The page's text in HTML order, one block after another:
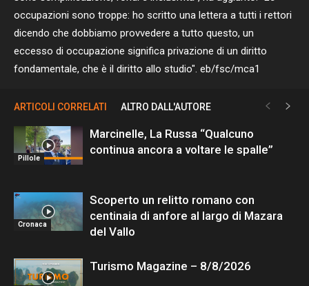
occupazioni sono troppe: ho scritto una lettera a tutti i rettori
dicendo che dobbiamo provvedere a tutto questo, un
eccesso di occupazione significa privazione di un diritto
fondamentale, che è il diritto allo studio". eb/fsc/mca1
ARTICOLI CORRELATI ALTRO DALL'AUTORE
Pillole
Marcinelle, La Russa “Qualcuno
continua ancora a voltare le spalle”
Cronaca
Scoperto un relitto romano con
centinaia di anfore al largo di Mazara
del Vallo
Turismo Magazine – 8/8/2026